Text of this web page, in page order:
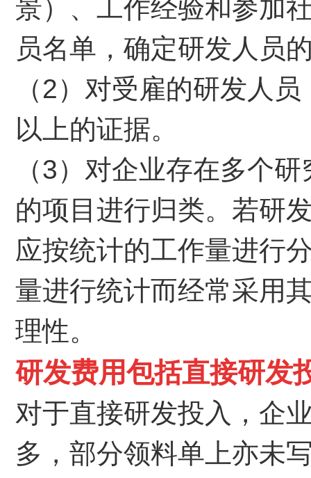
景）、工作经验和参加
员名单，确定研发人员
（2）对受雇的研发人
以上的证据。
（3）对企业存在多个
的项目进行归类。若研
应按统计的工作量进行
量进行统计而经常采用
理性。
研发费用包括直接研发
对于直接研发投入，企
多，部分领料单上亦未